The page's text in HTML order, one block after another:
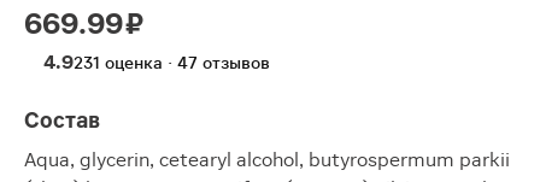
669.99 ₽
4.9231 оценка · 47 отзывов
Состав
Aqua, glycerin, cetearyl alcohol, butyrospermum parkii